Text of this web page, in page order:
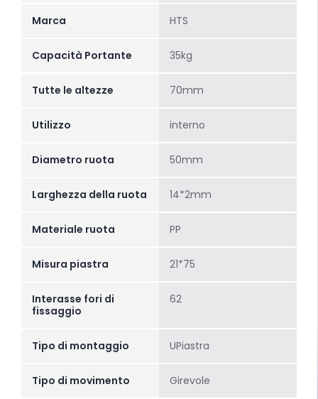
Marca HTS
Capacità Portante 35kg
Tutte le altezze 70mm
Utilizzo interno
Diametro ruota 50mm
Larghezza della ruota 14*2mm
Materiale ruota PP
Misura piastra 21*75
Interasse fori di
fissaggio
62
Tipo di montaggio UPiastra
Tipo di movimento Girevole